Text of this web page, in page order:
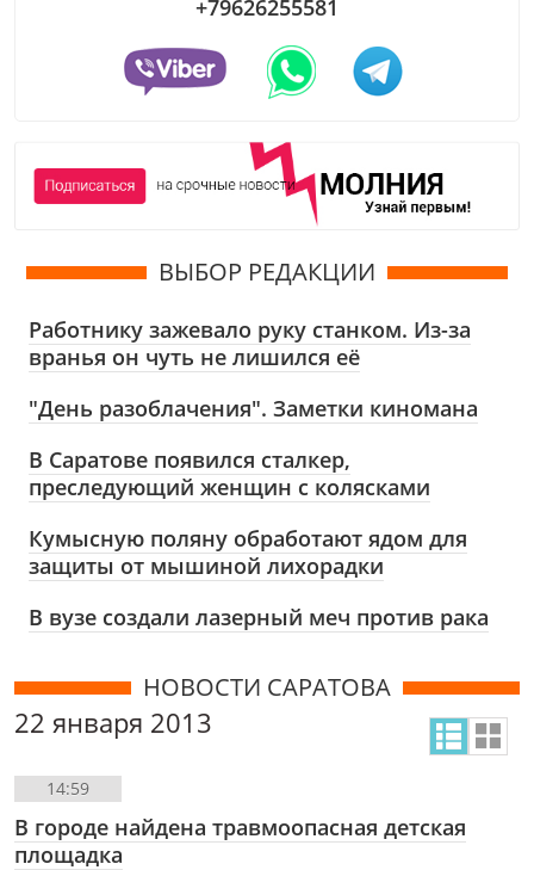
+79626255581
ВЫБОР РЕДАКЦИИ
Работнику зажевало руку станком. Из-за
вранья он чуть не лишился её
"День разоблачения". Заметки киномана
В Саратове появился сталкер,
преследующий женщин с колясками
Кумысную поляну обработают ядом для
защиты от мышиной лихорадки
В вузе создали лазерный меч против рака
НОВОСТИ САРАТОВА
22 января 2013
14:59
В городе найдена травмоопасная детская
площадка